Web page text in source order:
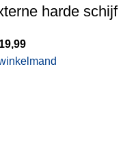
harde schijf